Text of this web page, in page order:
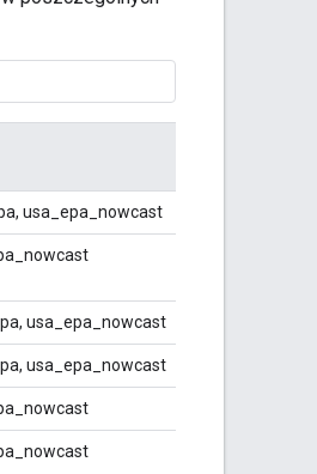
usa_epa_nowcast
usa_epa_nowcast
usa_epa_nowcast